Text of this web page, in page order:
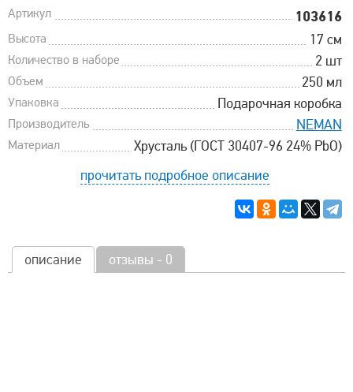
Артикул 103616
Высота 17 см
Количество в наборе 2 шт
Объем 250 мл
Упаковка Подарочная коробка
Производитель NEMAN
Материал
Хрусталь (ГОСТ 30407-96 24% PbO)
прочитать подробное описание
описание отзывы - 0